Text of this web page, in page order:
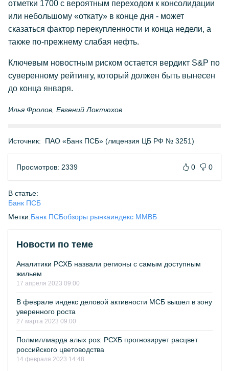
отметки 1700 с вероятным переходом к консолидации
или небольшому «откату» в конце дня - может
сказаться фактор перекупленности и конца недели, а
также по-прежнему слабая нефть.
Ключевым новостным риском остается вердикт S&P по
суверенному рейтингу, который должен быть вынесен
до конца января.
Илья Фролов, Евгений Локтюхов
Источник: ПАО «Банк ПСБ» (лицензия ЦБ РФ № 3251)
Просмотров: 2339 0 0
В статье:
Банк ПСБ
Метки:Банк ПСБобзоры рынкаиндекс ММВБ
Новости по теме
Аналитики РСХБ назвали регионы с самым доступным
жильем
17 апреля 2023 09:00
В феврале индекс деловой активности МСБ вышел в зону
уверенного роста
27 марта 2023 09:00
Полмиллиарда алых роз: РСХБ прогнозирует расцвет
российского цветоводства
14 февраля 2023 14:48